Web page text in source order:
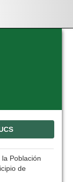
Población
de